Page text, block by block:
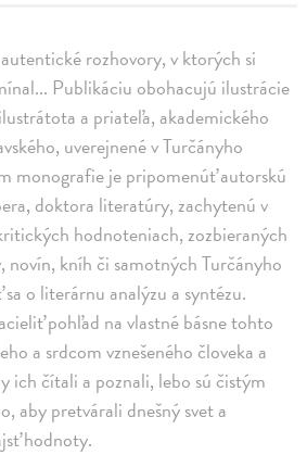
rozhovory, v ktorých si
Publikáciu obohacujú ilustrácie
a priateľa, akademického
uverejnené v Turčányho
monografie je pripomenúť autorskú
doktora literatúry, zachytenú v
hodnoteniach, zozbieraných
novín, kníh či samotných Turčányho
o literárnu analýzu a syntézu.
pohľad na vlastné básne tohto
a srdcom vznešeného človeka a
ich čítali a poznali, lebo sú čistým
aby pretvárali dnešný svet a
hodnoty.